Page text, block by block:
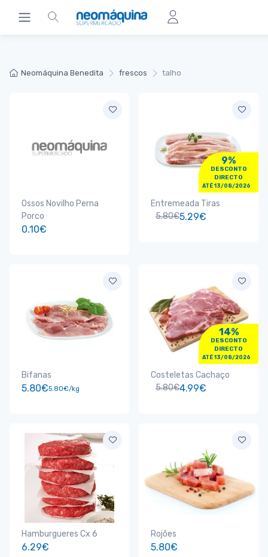
Neomáquina Benedita frescos talho
Ossos Novilho Perna
Porco
0.10€
9%
DESCONTO
DIRECTO
ATÉ 13/08/2026
Entremeada Tiras
5.80€5.29€
Bifanas
5.80€5.80€/kg
14%
DESCONTO
DIRECTO
ATÉ 13/08/2026
Costeletas Cachaço
5.80€4.99€
Hamburgueres Cx 6
6.29€
Rojões
5.80€